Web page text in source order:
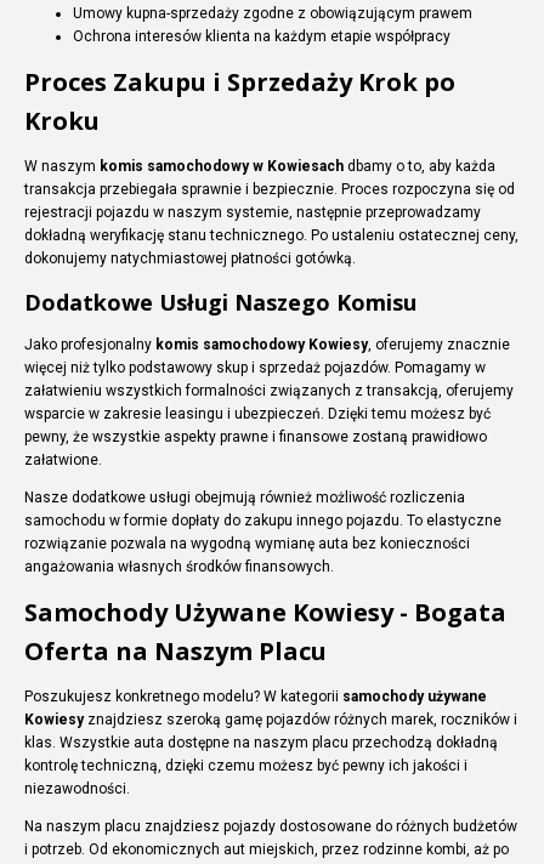
Umowy kupna-sprzedaży zgodne z obowiązującym prawem
Ochrona interesów klienta na każdym etapie współpracy
Proces Zakupu i Sprzedaży Krok po
Kroku
W naszym komis samochodowy w Kowiesach dbamy o to, aby każda
transakcja przebiegała sprawnie i bezpiecznie. Proces rozpoczyna się od
rejestracji pojazdu w naszym systemie, następnie przeprowadzamy
dokładną weryfikację stanu technicznego. Po ustaleniu ostatecznej ceny,
dokonujemy natychmiastowej płatności gotówką.
Dodatkowe Usługi Naszego Komisu
Jako profesjonalny komis samochodowy Kowiesy, oferujemy znacznie
więcej niż tylko podstawowy skup i sprzedaż pojazdów. Pomagamy w
załatwieniu wszystkich formalności związanych z transakcją, oferujemy
wsparcie w zakresie leasingu i ubezpieczeń. Dzięki temu możesz być
pewny, że wszystkie aspekty prawne i finansowe zostaną prawidłowo
załatwione.
Nasze dodatkowe usługi obejmują również możliwość rozliczenia
samochodu w formie dopłaty do zakupu innego pojazdu. To elastyczne
rozwiązanie pozwala na wygodną wymianę auta bez konieczności
angażowania własnych środków finansowych.
Samochody Używane Kowiesy - Bogata
Oferta na Naszym Placu
Poszukujesz konkretnego modelu? W kategorii samochody używane
Kowiesyznajdziesz szeroką gamę pojazdów różnych marek, roczników i
klas. Wszystkie auta dostępne na naszym placu przechodzą dokładną
kontrolę techniczną, dzięki czemu możesz być pewny ich jakości i
niezawodności.
Na naszym placu znajdziesz pojazdy dostosowane do różnych budżetów
i potrzeb. Od ekonomicznych aut miejskich, przez rodzinne kombi, aż po